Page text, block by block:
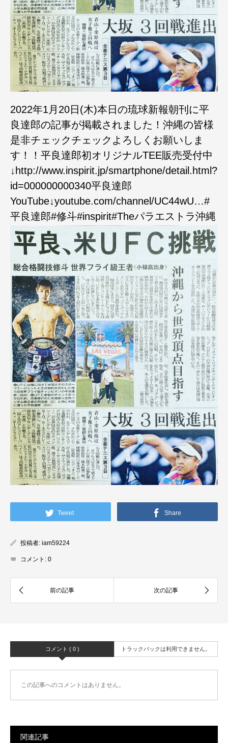
2022年1月20日(木)本日の琉球新報朝刊に平
良達郎の記事が掲載されました！沖縄の皆様
是非チェックチェックよろしくお願いしま
す！！平良達郎初オリジナルTEE販売受付中
↓http://www.inspirit.jp/smartphone/detail.html?
id=000000000340平良達郎
YouTube↓youtube.com/channel/UC44wU…#
平良達郎#修斗#inspirit#Theパラエストラ沖縄
Tweet Share
投稿者: iam59224
コメント: 0
コメント ( 0 ) トラックバックは利用できません。
この記事へのコメントはありません。
関連記事